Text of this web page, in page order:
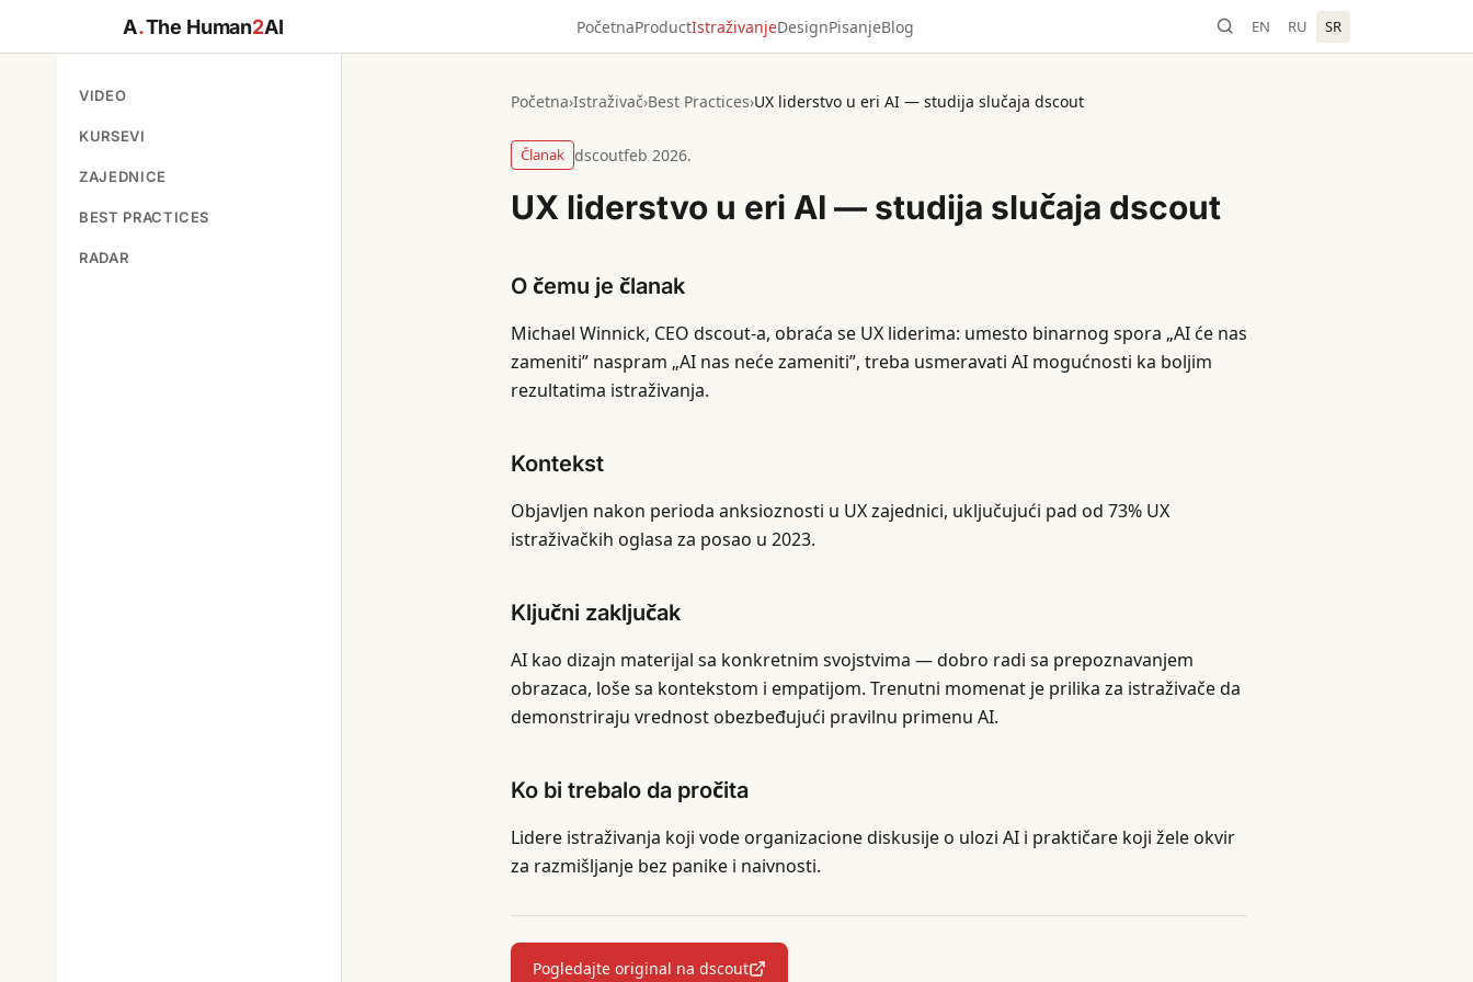
A.The Human2AI PočetnaProductIstraživanjeDesignPisanjeBlog EN RU SR
VIDEO
KURSEVI
ZAJEDNICE
BEST PRACTICES
RADAR
Početna›Istraživač›Best Practices›UX liderstvo u eri AI — studija slučaja dscout
Članak dscoutfeb 2026.
UX liderstvo u eri AI — studija slučaja dscout
O čemu je članak
Michael Winnick, CEO dscout-a, obraća se UX liderima: umesto binarnog spora „AI će nas
zameniti” naspram „AI nas neće zameniti”, treba usmeravati AI mogućnosti ka boljim
rezultatima istraživanja.
Kontekst
Objavljen nakon perioda anksioznosti u UX zajednici, uključujući pad od 73% UX
istraživačkih oglasa za posao u 2023.
Ključni zaključak
AI kao dizajn materijal sa konkretnim svojstvima — dobro radi sa prepoznavanjem
obrazaca, loše sa kontekstom i empatijom. Trenutni momenat je prilika za istraživače da
demonstriraju vrednost obezbeđujući pravilnu primenu AI.
Ko bi trebalo da pročita
Lidere istraživanja koji vode organizacione diskusije o ulozi AI i praktičare koji žele okvir
za razmišljanje bez panike i naivnosti.
Pogledajte original na dscout